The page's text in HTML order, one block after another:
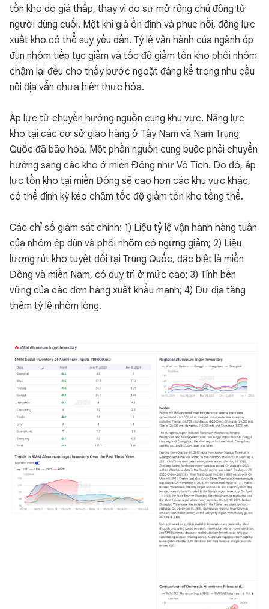
tồn kho do giá thấp, thay vì do sự mở rộng chủ động từ
người dùng cuối. Một khi giá ổn định và phục hồi, động lực
xuất kho có thể suy yếu dần. Tỷ lệ vận hành của ngành ép
đùn nhôm tiếp tục giảm và tốc độ giảm tồn kho phôi nhôm
chậm lại đều cho thấy bước ngoặt đáng kể trong nhu cầu
nội địa vẫn chưa hiện thực hóa.
Áp lực từ chuyển hướng nguồn cung khu vực. Năng lực
kho tại các cơ sở giao hàng ở Tây Nam và Nam Trung
Quốc đã bão hòa. Một phần nguồn cung buộc phải chuyển
hướng sang các kho ở miền Đông như Vô Tích. Do đó, áp
lực tồn kho tại miền Đông sẽ cao hơn các khu vực khác,
có thể định kỳ kéo chậm tốc độ giảm tồn kho tổng thể.
Các chỉ số giám sát chính: 1) Liệu tỷ lệ vận hành hàng tuần
của nhôm ép đùn và phôi nhôm có ngừng giảm; 2) Liệu
lượng rút kho tuyệt đối tại Trung Quốc, đặc biệt là miền
Đông và miền Nam, có duy trì ở mức cao; 3) Tính bền
vững của các đơn hàng xuất khẩu mạnh; 4) Dư địa tăng
thêm tỷ lệ nhôm lỏng.